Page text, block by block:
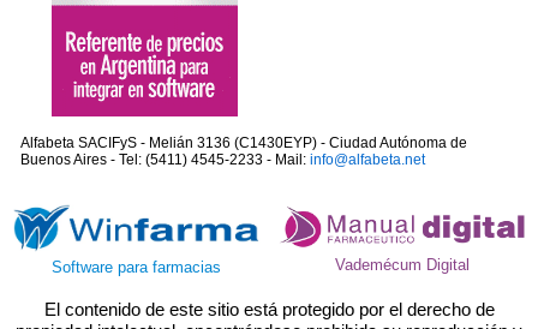
Alfabeta SACIFyS - Melián 3136 (C1430EYP) - Ciudad Autónoma de
Buenos Aires - Tel: (5411) 4545-2233 - Mail: info@alfabeta.net
Software para farmacias Vademécum Digital
El contenido de este sitio está protegido por el derecho de